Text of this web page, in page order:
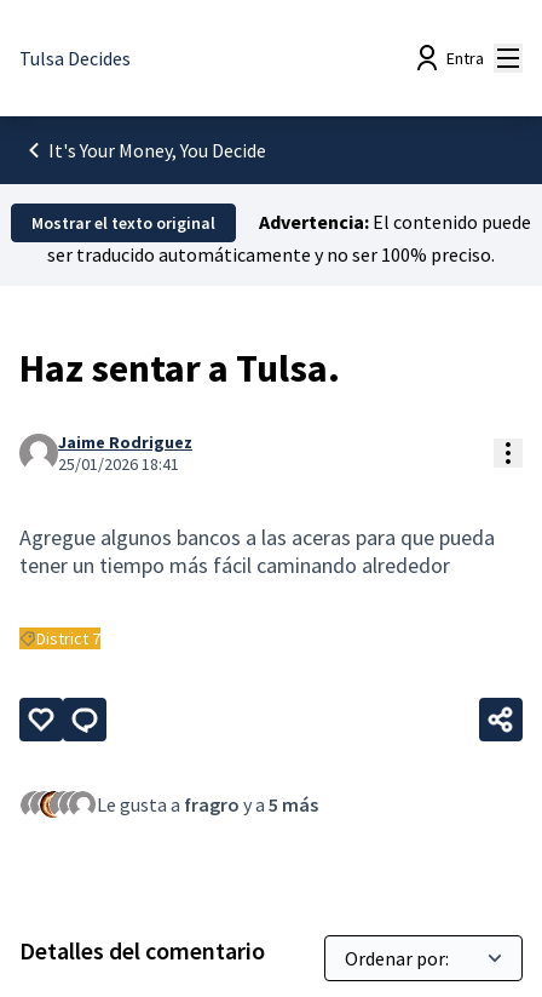
Tulsa Decides Entra
It's Your Money, You Decide
Mostrar el texto original Advertencia: El contenido puede
ser traducido automáticamente y no ser 100% preciso.
Haz sentar a Tulsa.
Jaime Rodriguez
25/01/2026 18:41
Agregue algunos bancos a las aceras para que pueda
tener un tiempo más fácil caminando alrededor
Resultados al filtrar por: District 7
District 7
Le gusta a fragro y a 5 más
Detalles del comentario